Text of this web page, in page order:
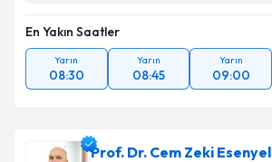
En Yakın Saatler
Yarın
08:30
Yarın
08:45
Yarın
09:00
Prof. Dr. Cem Zeki Esenyel